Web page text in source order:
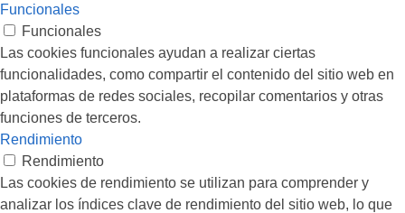
Funcionales
Funcionales
Las cookies funcionales ayudan a realizar ciertas
funcionalidades, como compartir el contenido del sitio web en
plataformas de redes sociales, recopilar comentarios y otras
funciones de terceros.
Rendimiento
Rendimiento
Las cookies de rendimiento se utilizan para comprender y
analizar los índices clave de rendimiento del sitio web, lo que